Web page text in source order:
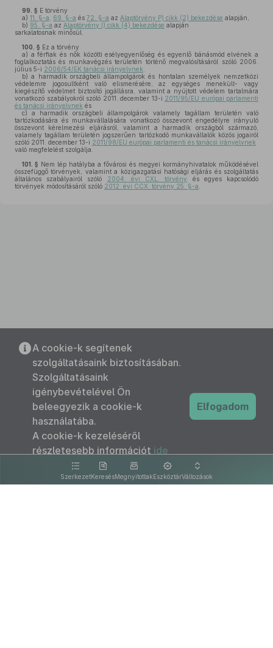
99. § E törvény
a) 11. §-a 69. §-a és 72. §-a az Alaptörvény P) cikk (2) bekezdése alapján,
b) 95. §-a az Alaptörvény I) cikk (4) bekezdése alapján
sarkalatosnak minősül.
100. § Ez a törvény
a) a férfiak és nők közötti esélyegyenlőség és egyenlő bánásmód elvének a
foglalkoztatás és munkavégzés területén történő megvalósításáról szóló 2006.
július 5-i 2006/54/EK tanácsi irányelvnek,
b) a harmadik országbeli állampolgárok és hontalan személyek nemzetközi
védelemre jogosultként való elismerésére, az egységes menekült- vagy
kiegészítő védelmet biztosító jogállásra, valamint a nyújtott védelem tartalmára
vonatkozó szabályokról szóló 2011. december 13-i 2011/95/EU európai parlamenti
és tanácsi irányelvnek és
c) a harmadik országbeli állampolgárok valamely tagállam területén való
tartózkodására és munkavállalására vonatkozó összevont engedélyre irányuló
összevont kérelmezési eljárásról, valamint a harmadik országból származó,
valamely tagállam területén jogszerűen tartózkodó munkavállalók közös jogairól
szóló 2011. december 13-i 2011/98/EU európai parlamenti és tanácsi irányelvnek
való megfelelést szolgálja.
101. § Nem lép hatályba a fővárosi és megyei kormányhivatalok működésével
összefüggő törvények, valamint a közigazgatási hatósági eljárás és szolgáltatás
általános szabályairól szóló
2004. évi CXL. törvény
és egyes kapcsolódó
törvények módosításáról szóló 2012. évi CCX. törvény 25. §-a
SzerkezetKeresésMegnyitottakEszköztárVáltozások
A cookie-k segítenek
szolgáltatásaink biztosításában.
Szolgáltatásaink
igénybevételével Ön
beleegyezik a cookie-k
használatába.
A cookie-k kezeléséről
részletesebb információt ide
kattintva olvashat.
Elfogadom